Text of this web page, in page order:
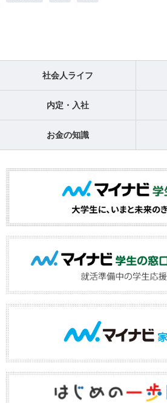
社会人ライフ
内定・入社
お金の知識